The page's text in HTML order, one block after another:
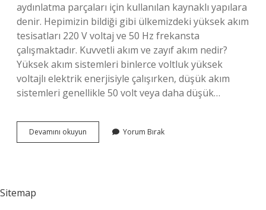
aydınlatma parçaları için kullanılan kaynaklı yapılara
denir. Hepimizin bildiği gibi ülkemizdeki yüksek akım
tesisatları 220 V voltaj ve 50 Hz frekansta
çalışmaktadır. Kuvvetli akım ve zayıf akım nedir?
Yüksek akım sistemleri binlerce voltluk yüksek
voltajlı elektrik enerjisiyle çalışırken, düşük akım
sistemleri genellikle 50 volt veya daha düşük…
Devamını okuyun
Akım
Yorum Bırak
Sitemap